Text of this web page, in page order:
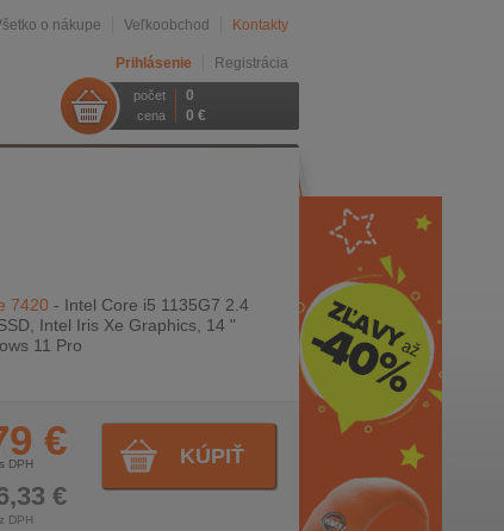
o nákupe Veľkoobchod Kontakty
Prihlásenie Registrácia
počet 0
cena 0 €
7420 - Intel Core i5 1135G7 2.4
Intel Iris Xe Graphics, 14 "
11 Pro
KÚPIŤ
€
DPH
€
DPH